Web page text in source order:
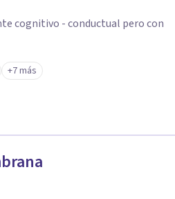
cognitivo - conductual pero con
+7 más